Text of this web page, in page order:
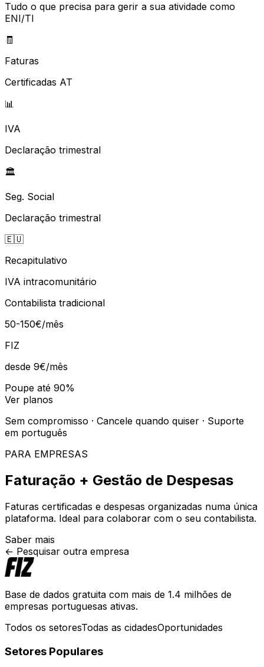
Tudo o que precisa para gerir a sua atividade como
ENI/TI
🧾
Faturas
Certificadas AT
📊
IVA
Declaração trimestral
🏛️
Seg. Social
Declaração trimestral
🇪🇺
Recapitulativo
IVA intracomunitário
Contabilista tradicional
50-150€/mês
FIZ
desde 9€/mês
Poupe até 90%
Ver planos
Sem compromisso · Cancele quando quiser · Suporte
em português
PARA EMPRESAS
Faturação + Gestão de Despesas
Faturas certificadas e despesas organizadas numa única
plataforma. Ideal para colaborar com o seu contabilista.
Saber mais
← Pesquisar outra empresa
Base de dados gratuita com mais de 1.4 milhões de
empresas portuguesas ativas.
Todos os setoresTodas as cidadesOportunidades
Setores Populares